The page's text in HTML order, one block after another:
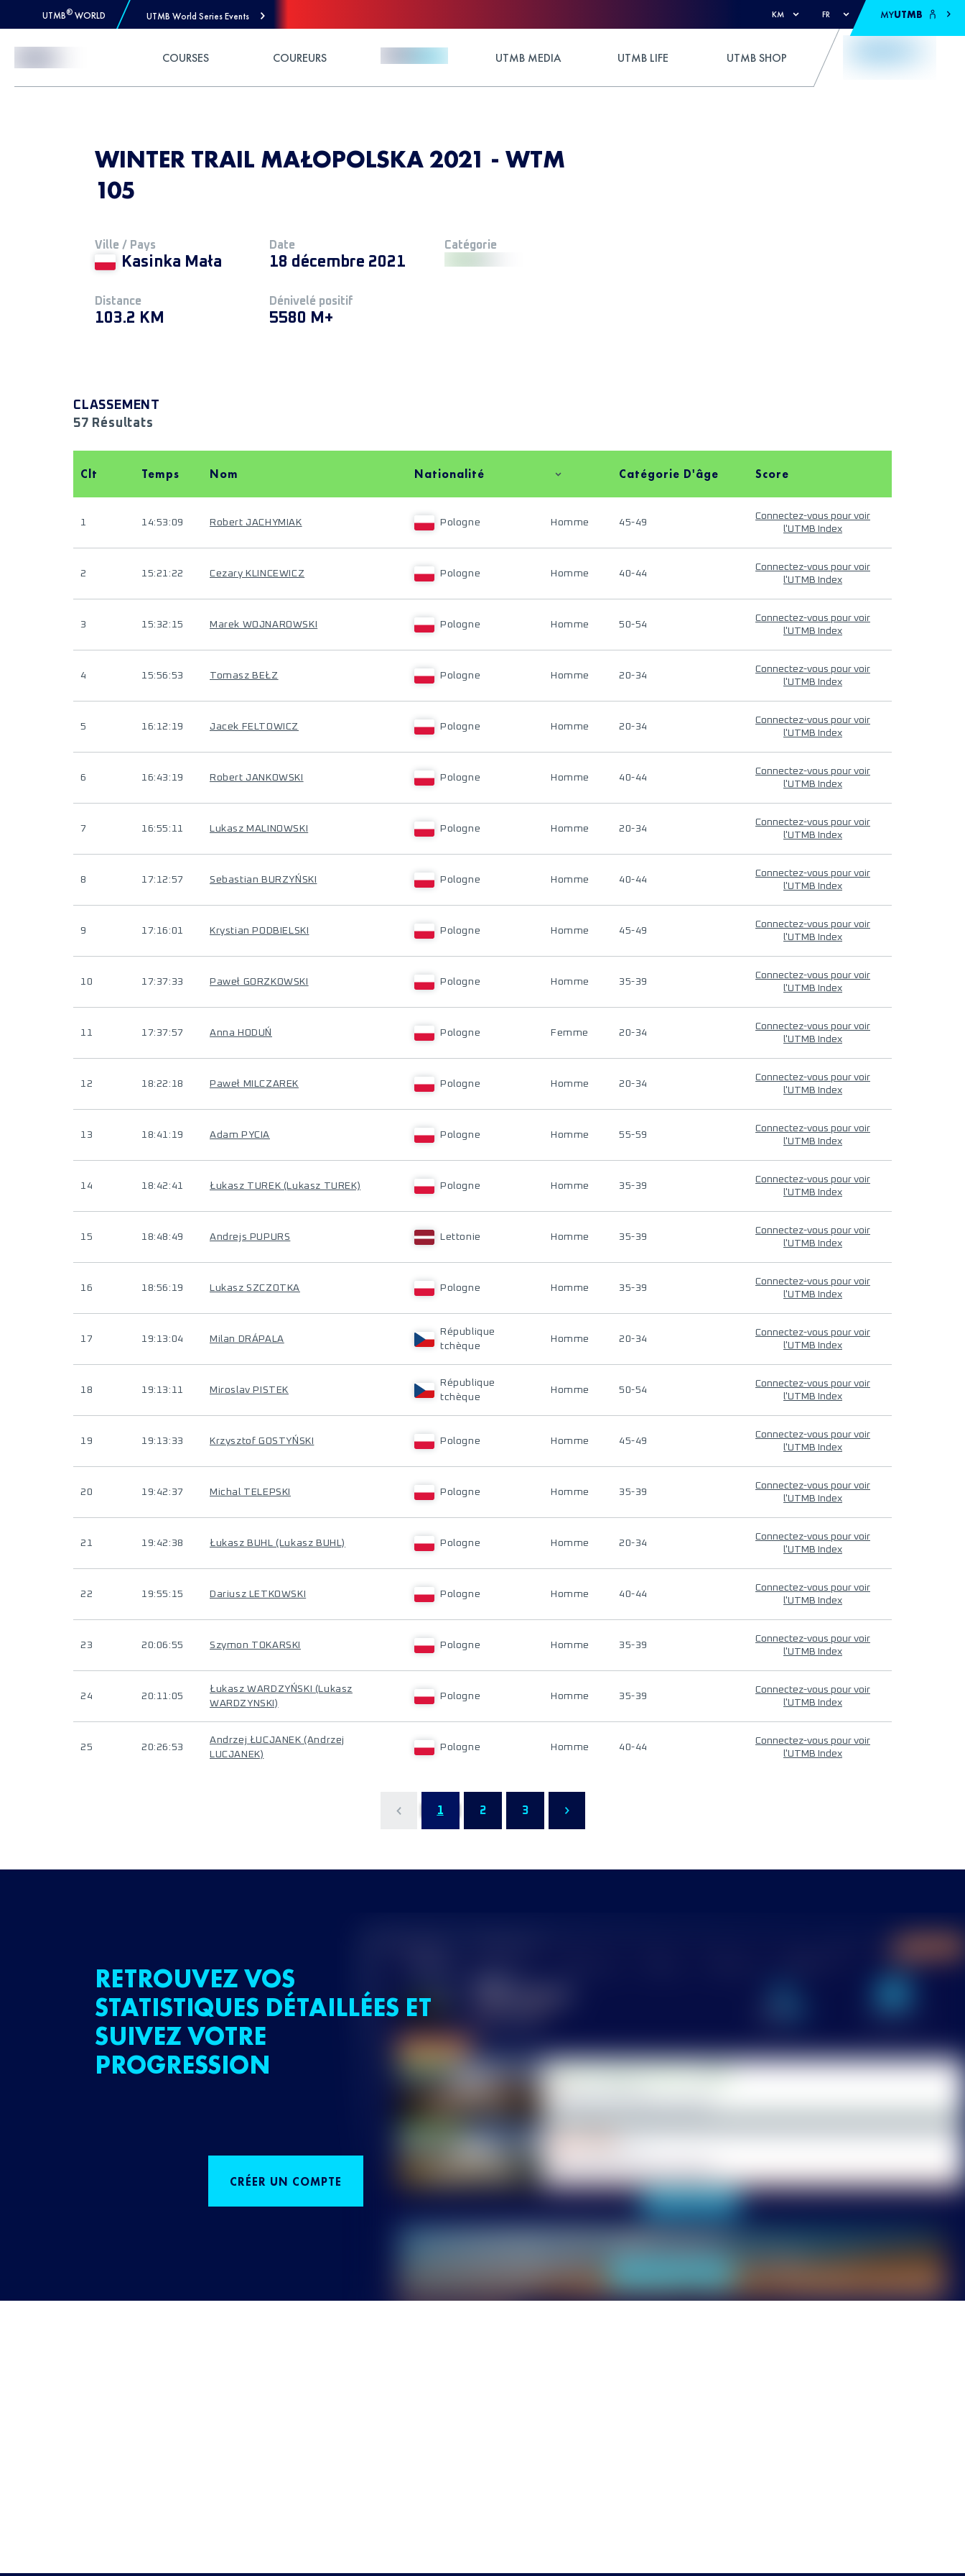
UTMB® WORLD UTMB World Series Events KM FR MYUTMB
COURSES COUREURS UTMB MEDIA UTMB LIFE UTMB SHOP
WINTER TRAIL MAŁOPOLSKA 2021 - WTM
105
Ville / Pays
Kasinka Mała
Date
18 décembre 2021
Catégorie
Distance
103.2 KM
Dénivelé positif
5580 M+
CLASSEMENT
57 Résultats
Clt Temps Nom Nationalité Catégorie D'âge Score
1 14:53:09 Robert JACHYMIAK Pologne Homme 45-49
Connectez-vous pour voir
l'UTMB Index
2 15:21:22 Cezary KLINCEWICZ Pologne Homme 40-44
Connectez-vous pour voir
l'UTMB Index
3 15:32:15 Marek WOJNAROWSKI Pologne Homme 50-54
Connectez-vous pour voir
l'UTMB Index
4 15:56:53 Tomasz BEŁZ Pologne Homme 20-34
Connectez-vous pour voir
l'UTMB Index
5 16:12:19 Jacek FELTOWICZ Pologne Homme 20-34
Connectez-vous pour voir
l'UTMB Index
6 16:43:19 Robert JANKOWSKI Pologne Homme 40-44
Connectez-vous pour voir
l'UTMB Index
7 16:55:11 Lukasz MALINOWSKI Pologne Homme 20-34
Connectez-vous pour voir
l'UTMB Index
8 17:12:57 Sebastian BURZYŃSKI Pologne Homme 40-44
Connectez-vous pour voir
l'UTMB Index
9 17:16:01 Krystian PODBIELSKI Pologne Homme 45-49
Connectez-vous pour voir
l'UTMB Index
10 17:37:33 Paweł GORZKOWSKI Pologne Homme 35-39
Connectez-vous pour voir
l'UTMB Index
11 17:37:57 Anna HODUŃ Pologne Femme 20-34
Connectez-vous pour voir
l'UTMB Index
12 18:22:18 Paweł MILCZAREK Pologne Homme 20-34
Connectez-vous pour voir
l'UTMB Index
13 18:41:19 Adam PYCIA Pologne Homme 55-59
Connectez-vous pour voir
l'UTMB Index
14 18:42:41 Łukasz TUREK (Lukasz TUREK) Pologne Homme 35-39
Connectez-vous pour voir
l'UTMB Index
15 18:48:49 Andrejs PUPURS Lettonie Homme 35-39
Connectez-vous pour voir
l'UTMB Index
16 18:56:19 Lukasz SZCZOTKA Pologne Homme 35-39
Connectez-vous pour voir
l'UTMB Index
17 19:13:04 Milan DRÁPALA
République
tchèque
Homme 20-34
Connectez-vous pour voir
l'UTMB Index
18 19:13:11 Miroslav PISTEK
République
tchèque
Homme 50-54
Connectez-vous pour voir
l'UTMB Index
19 19:13:33 Krzysztof GOSTYŃSKI Pologne Homme 45-49
Connectez-vous pour voir
l'UTMB Index
20 19:42:37 Michal TELEPSKI Pologne Homme 35-39
Connectez-vous pour voir
l'UTMB Index
21 19:42:38 Łukasz BUHL (Lukasz BUHL) Pologne Homme 20-34
Connectez-vous pour voir
l'UTMB Index
22 19:55:15 Dariusz LETKOWSKI Pologne Homme 40-44
Connectez-vous pour voir
l'UTMB Index
23 20:06:55 Szymon TOKARSKI Pologne Homme 35-39
Connectez-vous pour voir
l'UTMB Index
24 20:11:05
Łukasz WARDZYŃSKI (Lukasz
WARDZYNSKI)
Pologne Homme 35-39
Connectez-vous pour voir
l'UTMB Index
25 20:26:53
Andrzej ŁUCJANEK (Andrzej
LUCJANEK)
Pologne Homme 40-44
Connectez-vous pour voir
l'UTMB Index
1 2 3
RETROUVEZ VOS
STATISTIQUES DÉTAILLÉES ET
SUIVEZ VOTRE
PROGRESSION
CRÉER UN COMPTE